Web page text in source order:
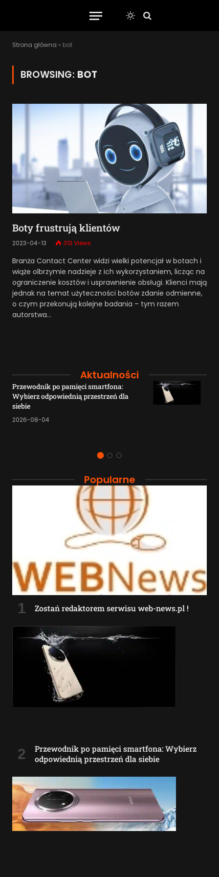
Strona główna » bot
BROWSING: BOT
Boty frustrują klientów
2023-04-13 313 Views
Branża Contact Center widzi wielki potencjał w botach i
wiąże olbrzymie nadzieje z ich wykorzystaniem, licząc na
ograniczenie kosztów i usprawnienie obsługi. Klienci mają
jednak na temat użyteczności botów zdanie odmienne,
o czym przekonują kolejne badania – tym razem
autorstwa…
Aktualności
Przewodnik po pamięci smartfona:
Wybierz odpowiednią przestrzeń dla
siebie
2026-08-04
Popularne
Zostań redaktorem serwisu web-news.pl !
Przewodnik po pamięci smartfona: Wybierz
odpowiednią przestrzeń dla siebie